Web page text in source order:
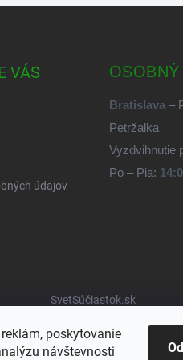
poskytovanie
návštevnosti
VÁS
údajov
Bratislava –
Petržalka
Vyzdvihnutie
Po – Pia:
SvetSúčiastok.sk